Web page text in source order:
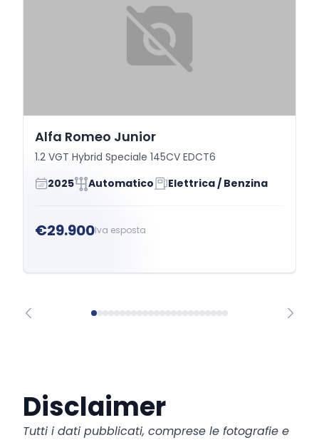
Alfa Romeo Junior
1.2 VGT Hybrid Speciale 145CV EDCT6
2025
Automatico Elettrica / Benzina
€29.900Iva esposta
Disclaimer
Tutti i dati pubblicati, comprese le fotografie e